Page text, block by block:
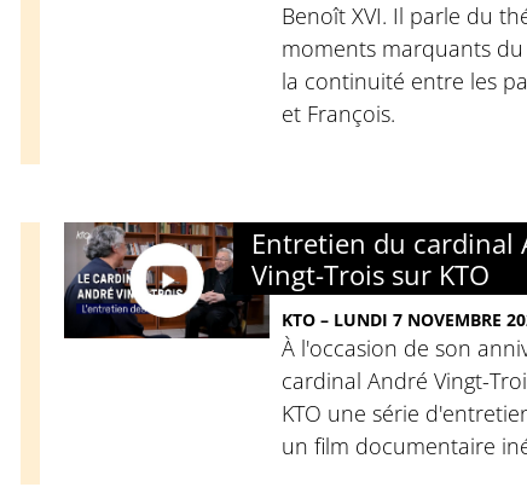
Benoît XVI. Il parle du
moments marquants
la continuité entre les
et François.
Entretien du cardinal
Vingt-Trois sur KTO
KTO – LUNDI 7 NOVEMBRE
À l'occasion de son
cardinal André Vingt-
KTO une série
un film documentaire